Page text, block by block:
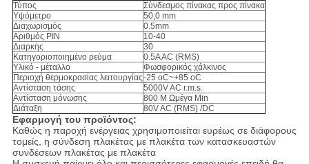
Τύπος
Σύνδεσμος πίνακας προς πίνακα
Υψόμετρο
50,0 mm
Διαχωρισμός
0.5mm
Αριθμός PIN
10-40
Διαρκής
30
Κατηγοριοποιημένο ρεύμα
0.5A AC (RMS)
Υλικό - μέταλλο
Φωσφορικός χάλκινος
Περιοχή θερμοκρασίας λειτουργίας-25 oC~+85 oC
Αντίσταση τάσης
5000V AC r.m.s.
Αντίσταση μόνωσης
800 M Ωμέγα Min
Διάταξη
80V AC (RMS) /DC
Εφαρμογή του προϊόντος:
Καθώς η παροχή ενέργειας χρησιμοποιείται ευρέως σε διάφορους
τομείς, η σύνδεση πλακέτας με πλακέτα των κατασκευαστών
συνδέσεων πλακέτας με πλακέτα